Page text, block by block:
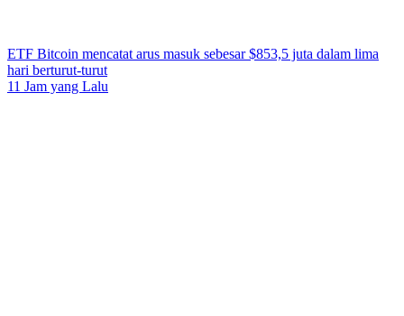
ETF Bitcoin mencatat arus masuk sebesar $853,5 juta dalam lima
hari berturut-turut
11 Jam yang Lalu